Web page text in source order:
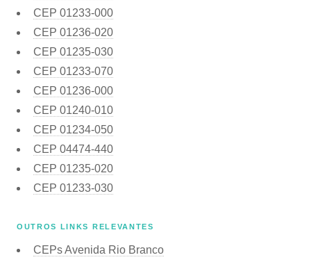
CEP 01233-000
CEP 01236-020
CEP 01235-030
CEP 01233-070
CEP 01236-000
CEP 01240-010
CEP 01234-050
CEP 04474-440
CEP 01235-020
CEP 01233-030
OUTROS LINKS RELEVANTES
CEPs Avenida Rio Branco